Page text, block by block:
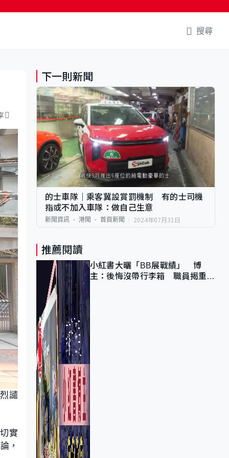
搜尋
譴
實
，
下一則新聞
的士車隊｜乘客冀設賞罰機制 有的士司機
指或不加入車隊：做自己生意
新聞資訊 港聞 首頁新聞 2024年07月31日
推薦閱讀
小紅書大曬「BB展戰績」 博
主：後悔沒帶行李箱 職員揭重複